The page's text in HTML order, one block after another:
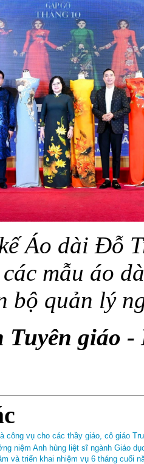
Áo dài Đỗ
mẫu áo
bộ quản lý
Tuyên giáo
công vụ cho các thầy giáo, cô giáo
niệm Anh hùng liệt sĩ ngành Giáo
và triển khai nhiệm vụ 6 tháng cuối